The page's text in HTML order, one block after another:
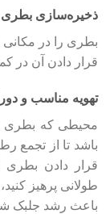
ذخیره‌سازی
بطری را در مکانی
قرار دادن آن در
تهویه مناسب و
محیطی که بطری
باشد تا از تجمع
قرار دادن
طولانی پرهیز
باعث رشد جلبک